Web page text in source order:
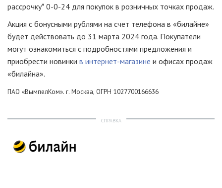
рассрочку* 0-0-24 для покупок в розничных точках продаж.
Акция с бонусными рублями на счет телефона в «билайне»
будет действовать до 31 марта 2024 года. Покупатели
могут ознакомиться с подробностями предложения и
приобрести новинки в интернет-магазине и офисах продаж
«билайна».
ПАО «ВымпелКом». г. Москва, ОГРН 1027700166636
СПРАВКА